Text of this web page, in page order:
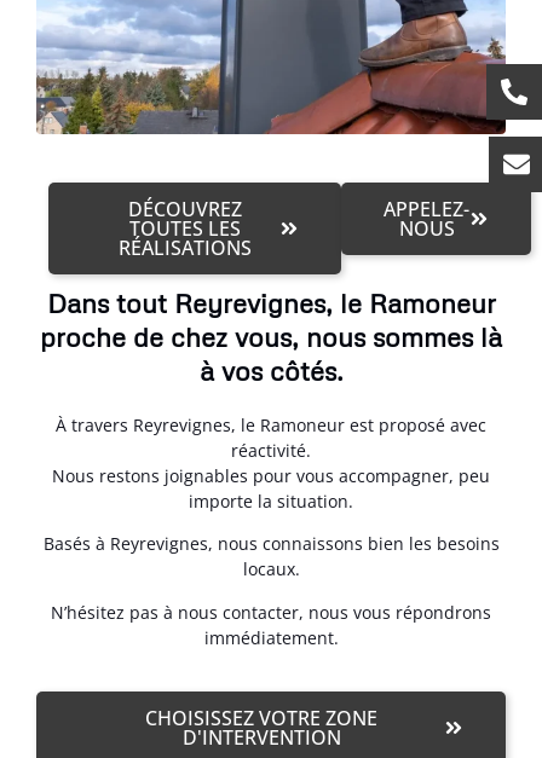
DÉCOUVREZ
TOUTES LES
RÉALISATIONS
APPELEZ-
NOUS
Dans tout Reyrevignes, le Ramoneur
proche de chez vous, nous sommes là
à vos côtés.
À travers Reyrevignes, le Ramoneur est proposé avec
réactivité.
Nous restons joignables pour vous accompagner, peu
importe la situation.
Basés à Reyrevignes, nous connaissons bien les besoins
locaux.
N’hésitez pas à nous contacter, nous vous répondrons
immédiatement.
CHOISISSEZ VOTRE ZONE
D'INTERVENTION